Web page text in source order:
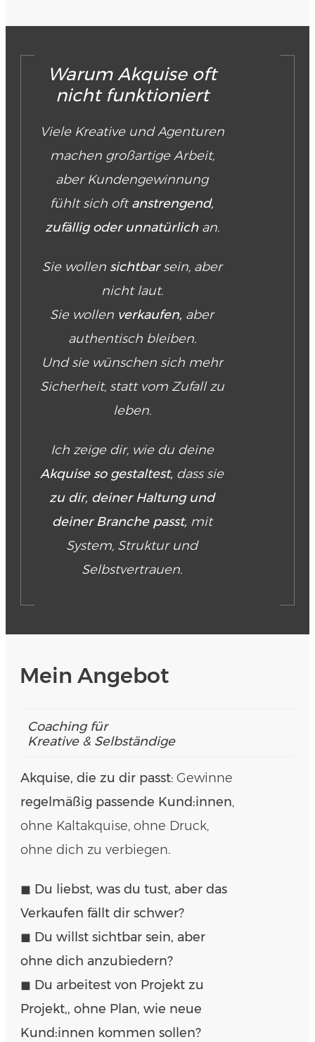
Warum Akquise oft
nicht funktioniert
Viele Kreative und Agenturen
machen großartige Arbeit,
aber Kundengewinnung
fühlt sich oftanstrengend,
zufällig oder unnatürlichan.
Sie wollen sichtbarsein, aber
nicht laut.
Sie wollen verkaufen, aber
authentisch bleiben.
Und sie wünschen sich mehr
Sicherheit, statt vom Zufall zu
leben.
Ich zeige dir, wie du deine
Akquise so gestaltest, dass sie
zu dir, deiner Haltung und
deiner Branche passt, mit
System, Struktur und
Selbstvertrauen.
Mein Angebot
Coaching für
Kreative & Selbständige
Akquise, die zu dir passt: Gewinne
regelmäßig passende Kund:innen,
ohne Kaltakquise, ohne Druck,
ohne dich zu verbiegen.
◼︎ Du liebst, was du tust, aber das
Verkaufen fällt dir schwer?
◼︎ Du willst sichtbar sein, aber
ohne dich anzubiedern?
◼︎ Du arbeitest von Projekt zu
Projekt,, ohne Plan, wie neue
Kund:innen kommen sollen?